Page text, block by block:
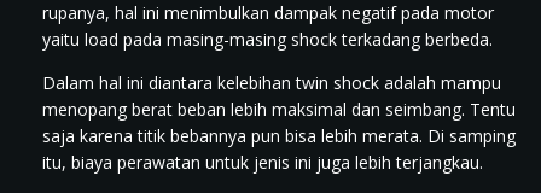
rupanya, hal ini menimbulkan dampak negatif pada motor
yaitu load pada masing-masing shock terkadang berbeda.
Dalam hal ini diantara kelebihan twin shock adalah mampu
menopang berat beban lebih maksimal dan seimbang. Tentu
saja karena titik bebannya pun bisa lebih merata. Di samping
itu, biaya perawatan untuk jenis ini juga lebih terjangkau.